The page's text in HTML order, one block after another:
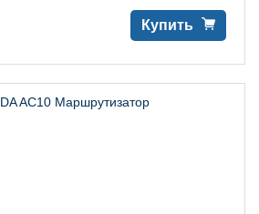
Купить